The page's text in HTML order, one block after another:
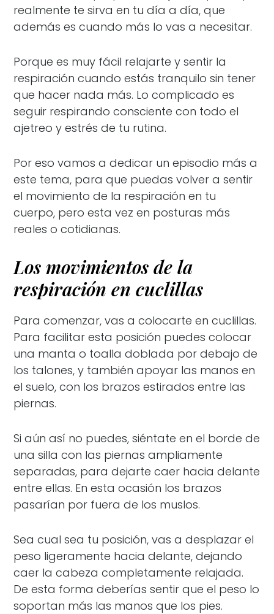
realmente te sirva en tu día a día, que
además es cuando más lo vas a necesitar.
Porque es muy fácil relajarte y sentir la
respiración cuando estás tranquilo sin tener
que hacer nada más. Lo complicado es
seguir respirando consciente con todo el
ajetreo y estrés de tu rutina.
Por eso vamos a dedicar un episodio más a
este tema, para que puedas volver a sentir
el movimiento de la respiración en tu
cuerpo, pero esta vez en posturas más
reales o cotidianas.
Los movimientos de la
respiración en cuclillas
Para comenzar, vas a colocarte en cuclillas.
Para facilitar esta posición puedes colocar
una manta o toalla doblada por debajo de
los talones, y también apoyar las manos en
el suelo, con los brazos estirados entre las
piernas.
Si aún así no puedes, siéntate en el borde de
una silla con las piernas ampliamente
separadas, para dejarte caer hacia delante
entre ellas. En esta ocasión los brazos
pasarían por fuera de los muslos.
Sea cual sea tu posición, vas a desplazar el
peso ligeramente hacia delante, dejando
caer la cabeza completamente relajada.
De esta forma deberías sentir que el peso lo
soportan más las manos que los pies.